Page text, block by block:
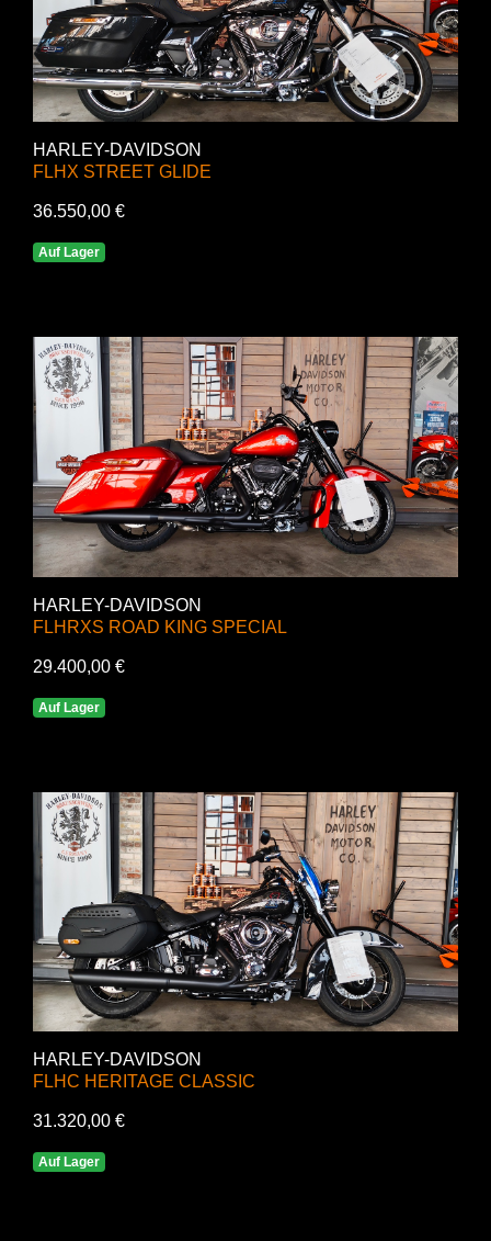
HARLEY-DAVIDSON
FLHX STREET GLIDE
36.550,00 €
Auf Lager
HARLEY-DAVIDSON
FLHRXS ROAD KING SPECIAL
29.400,00 €
Auf Lager
HARLEY-DAVIDSON
FLHC HERITAGE CLASSIC
31.320,00 €
Auf Lager